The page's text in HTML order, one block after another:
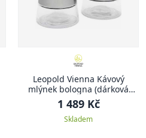
Leopold Vienna Kávový
mlýnek bologna (dárková
sada)
1 489 Kč
Skladem